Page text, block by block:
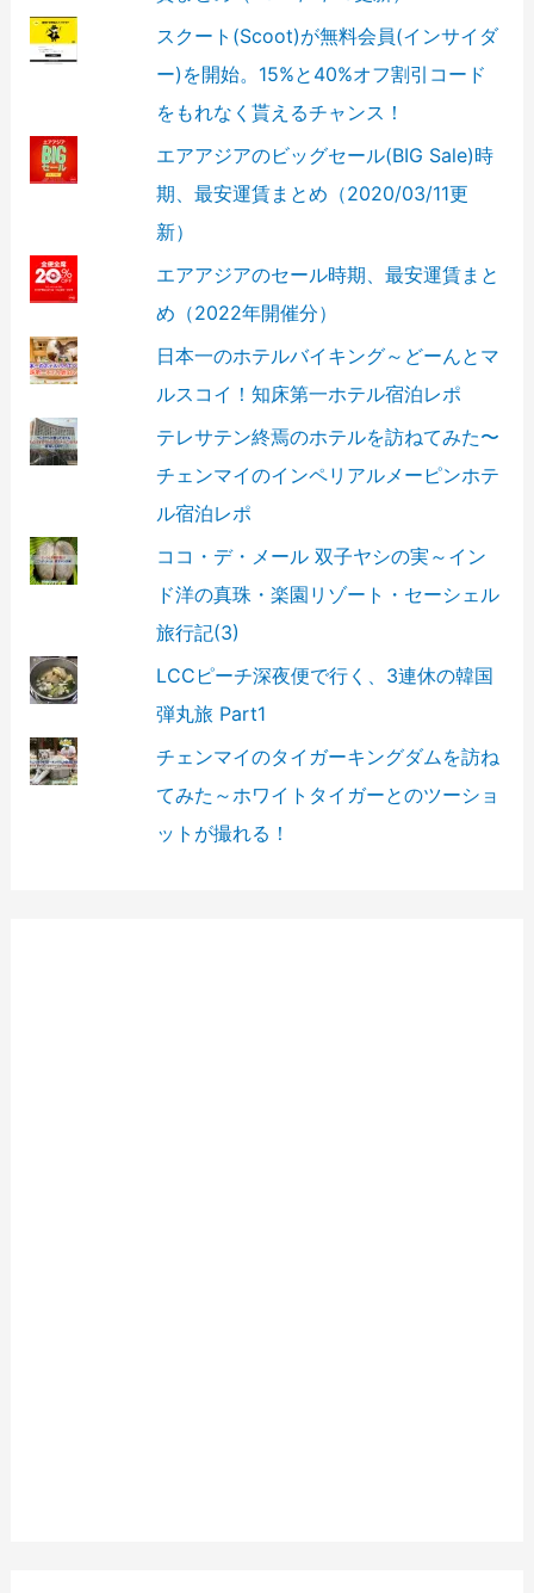
スクート(Scoot)が無料会員(インサイダ
ー)を開始。15%と40%オフ割引コード
をもれなく貰えるチャンス！
エアアジアのビッグセール(BIG Sale)時
期、最安運賃まとめ（2020/03/11更
新）
エアアジアのセール時期、最安運賃まと
め（2022年開催分）
日本一のホテルバイキング～どーんとマ
ルスコイ！知床第一ホテル宿泊レポ
テレサテン終焉のホテルを訪ねてみた〜
チェンマイのインペリアルメーピンホテ
ル宿泊レポ
ココ・デ・メール 双子ヤシの実～イン
ド洋の真珠・楽園リゾート・セーシェル
旅行記(3)
LCCピーチ深夜便で行く、3連休の韓国
弾丸旅 Part1
チェンマイのタイガーキングダムを訪ね
てみた～ホワイトタイガーとのツーショ
ットが撮れる！